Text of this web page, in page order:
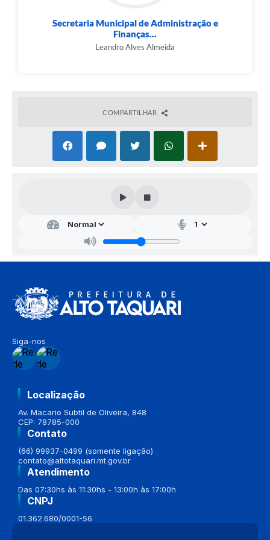
vez, a contar da data de homologação.
Secretaria Municipal de Administração e
Finanças...
Leandro Alves Almeida
COMPARTILHAR
Siga-nos
Localização
Av. Macario Subtil de Oliveira, 848
CEP: 78785-000
Contato
(66) 99937-0499 (somente ligação)
contato@altotaquari.mt.gov.br
Atendimento
Das 07:30hs às 11:30hs - 13:00h às 17:00h
CNPJ
01.362.680/0001-56